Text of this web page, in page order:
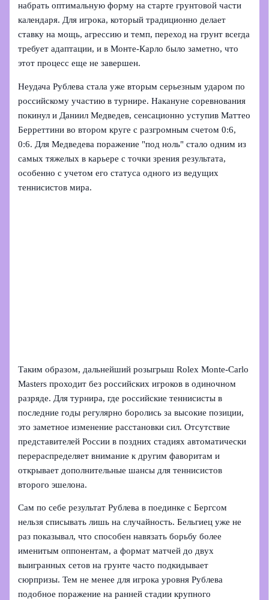
набрать оптимальную форму на старте грунтовой части
календаря. Для игрока, который традиционно делает
ставку на мощь, агрессию и темп, переход на грунт всегда
требует адаптации, и в Монте‑Карло было заметно, что
этот процесс еще не завершен.
Неудача Рублева стала уже вторым серьезным ударом по
российскому участию в турнире. Накануне соревнования
покинул и Даниил Медведев, сенсационно уступив Маттео
Берреттини во втором круге с разгромным счетом 0:6,
0:6. Для Медведева поражение "под ноль" стало одним из
самых тяжелых в карьере с точки зрения результата,
особенно с учетом его статуса одного из ведущих
теннисистов мира.
Таким образом, дальнейший розыгрыш Rolex Monte‑Carlo
Masters проходит без российских игроков в одиночном
разряде. Для турнира, где российские теннисисты в
последние годы регулярно боролись за высокие позиции,
это заметное изменение расстановки сил. Отсутствие
представителей России в поздних стадиях автоматически
перераспределяет внимание к другим фаворитам и
открывает дополнительные шансы для теннисистов
второго эшелона.
Сам по себе результат Рублева в поединке с Бергсом
нельзя списывать лишь на случайность. Бельгиец уже не
раз показывал, что способен навязать борьбу более
именитым оппонентам, а формат матчей до двух
выигранных сетов на грунте часто подкидывает
сюрпризы. Тем не менее для игрока уровня Рублева
подобное поражение на ранней стадии крупного